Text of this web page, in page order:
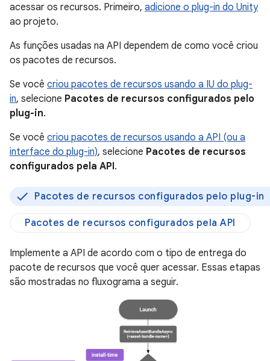
acessar os recursos. Primeiro, adicione o plug-in do Unity
ao projeto.
As funções usadas na API dependem de como você criou
os pacotes de recursos.
Se você criou pacotes de recursos usando a IU do plug-
in, selecione Pacotes de recursos configurados pelo
plug-in.
Se você criou pacotes de recursos usando a API (ou a
interface do plug-in), selecione Pacotes de recursos
configurados pela API.
Pacotes de recursos configurados pelo plug-in
Pacotes de recursos configurados pela API
Implemente a API de acordo com o tipo de entrega do
pacote de recursos que você quer acessar. Essas etapas
são mostradas no fluxograma a seguir.